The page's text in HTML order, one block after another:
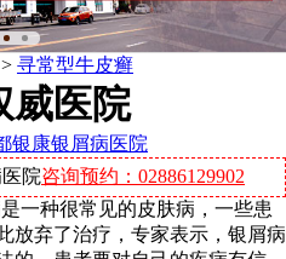
> 寻常型牛皮癣
威医院
银康银屑病医院
院咨询预约：02886129902
一种很常见的皮肤病，一些患
放弃了治疗，专家表示，银屑病